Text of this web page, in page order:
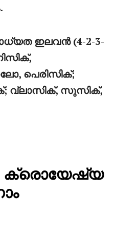
ഇലവൻ (4-2-3-
പെരിസിക്;
വ്ലാസിക്, സുസിക്,
ക്രൊയേഷ്യ